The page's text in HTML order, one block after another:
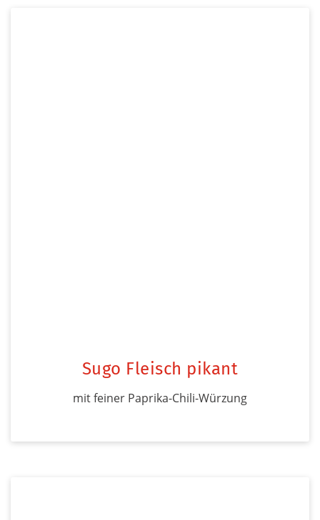
Sugo Fleisch pikant
mit feiner Paprika-Chili-Würzung